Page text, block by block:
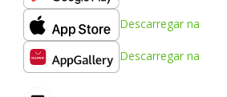
Descarregar na
Descarregar na